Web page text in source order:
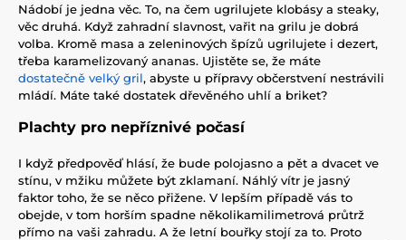
Nádobí je jedna věc. To, na čem ugrilujete klobásy a steaky,
věc druhá. Když zahradní slavnost, vařit na grilu je dobrá
volba. Kromě masa a zeleninových špízů ugrilujete i dezert,
třeba karamelizovaný ananas. Ujistěte se, že máte
dostatečně velký gril, abyste u přípravy občerstvení nestrávili
mládí. Máte také dostatek dřevěného uhlí a briket?
Plachty pro nepříznivé počasí
I když předpověď hlásí, že bude polojasno a pět a dvacet ve
stínu, v mžiku můžete být zklamaní. Náhlý vítr je jasný
faktor toho, že se něco přižene. V lepším případě vás to
obejde, v tom horším spadne několikamilimetrová průtrž
přímo na vaši zahradu. A že letní bouřky stojí za to. Proto